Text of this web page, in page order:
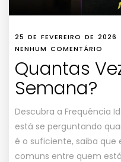
25 DE FEVEREIRO DE 2026
NENHUM COMENTÁRIO
Quantas
Semana?
Descubra a Frequência
está se perguntando
é o suficiente, saiba que
comuns entre quem